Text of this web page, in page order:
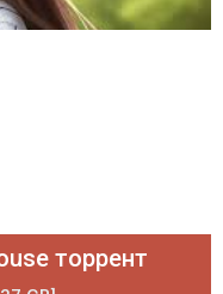
торрент